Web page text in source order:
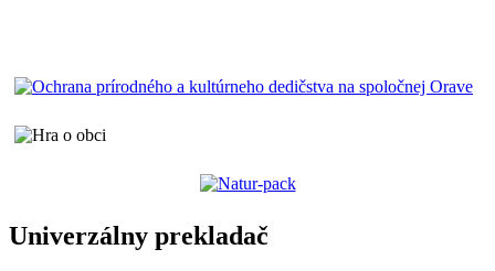
Univerzálny prekladač